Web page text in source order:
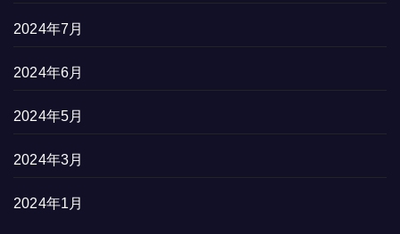
2024年7月
2024年6月
2024年5月
2024年3月
2024年1月